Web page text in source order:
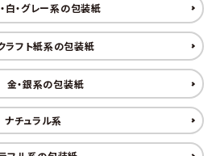
白・グレー系の包装紙
ラフト紙系の包装紙
金・銀系の包装紙
ナチュラル系